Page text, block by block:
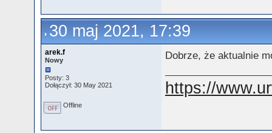
30 maj 2021, 17:39
arek.f
Nowy
Posty: 3
Dołączył: 30 May 2021
Dobrze, że aktualnie
https://
Offline